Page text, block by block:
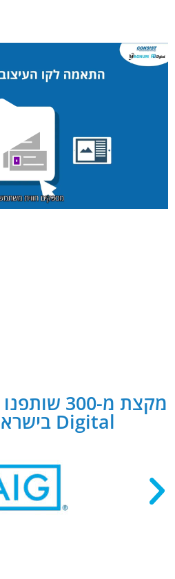
Digital בישראל ובעולם: